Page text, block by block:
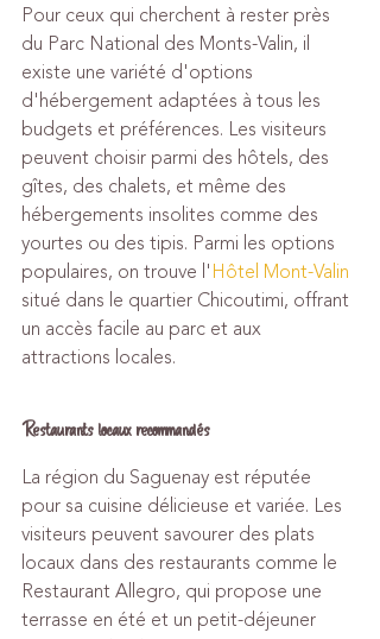
Pour ceux qui cherchent à rester près
du Parc National des Monts-Valin, il
existe une variété d'options
d'hébergement adaptées à tous les
budgets et préférences. Les visiteurs
peuvent choisir parmi des hôtels, des
gîtes, des chalets, et même des
hébergements insolites comme des
yourtes ou des tipis. Parmi les options
populaires, on trouve l'Hôtel Mont-Valin
situé dans le quartier Chicoutimi, offrant
un accès facile au parc et aux
attractions locales.
Restaurants locaux recommandés
La région du Saguenay est réputée
pour sa cuisine délicieuse et variée. Les
visiteurs peuvent savourer des plats
locaux dans des restaurants comme le
Restaurant Allegro, qui propose une
terrasse en été et un petit-déjeuner